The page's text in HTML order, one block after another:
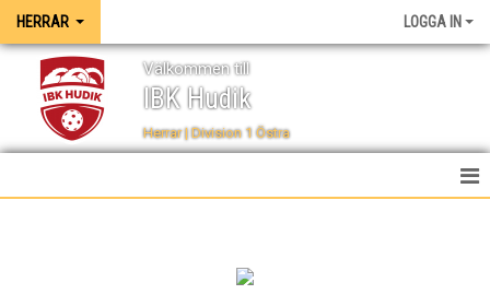
HERRAR LOGGA IN
IBK Hudik
Välkommen till
Herrar | Division 1 Östra